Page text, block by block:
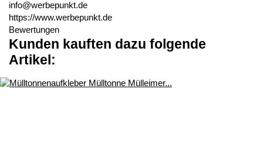
info@werbepunkt.de
https://www.werbepunkt.de
Bewertungen
Kunden kauften dazu folgende
Artikel: